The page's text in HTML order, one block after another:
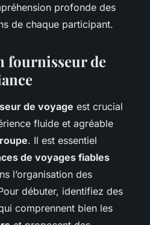
profonde des
de chaque participant.
fournisseur de
de voyage est crucial
fluide et agréable
. Il est essentiel
de voyages fiables
l’organisation des
débuter, identifiez des
comprennent bien les